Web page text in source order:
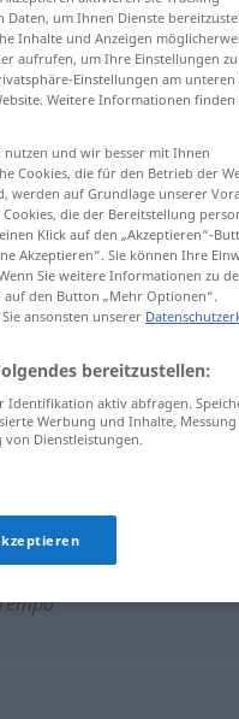
verhalten
about: truth
back
um Ihnen Dienste
Inhalte und Anzeigen
aufrufen, um Ihre Einstellungen
Einstellungen am unteren
Weitere Informationen finden
nutzen und wir besser mit Ihnen
Cookies, die für den Betrieb der
werden auf Grundlage unserer
die der Bereitstellung
Klick auf den „Akzeptieren“-
Akzeptieren“. Sie können Ihre
Sie weitere Informationen zu
den Button „Mehr Optionen“.
ansonsten unserer
bereitzustellen:
Identifikation aktiv abfragen.
Werbung und Inhalte, Messung
Dienstleistungen.